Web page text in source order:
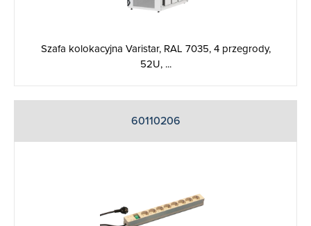
Szafa kolokacyjna Varistar, RAL 7035, 4 przegrody,
52U, ...
60110206